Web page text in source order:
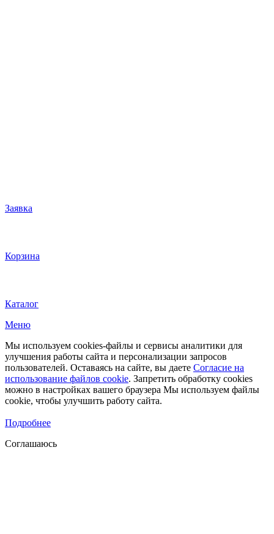
Заявка
Корзина
Каталог
Меню
Мы используем cookies-файлы и сервисы аналитики для
улучшения работы сайта и персонализации запросов
пользователей. Оставаясь на сайте, вы даете Согласие на
использование файлов cookie. Запретить обработку cookies
можно в настройках вашего браузера Мы используем файлы
cookie, чтобы улучшить работу сайта.
Подробнее
Соглашаюсь